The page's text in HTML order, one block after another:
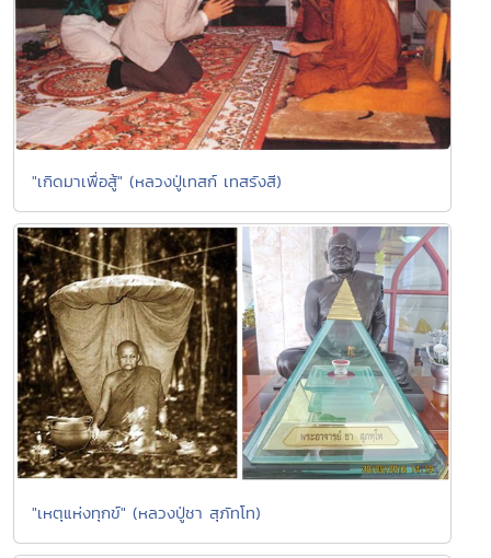
"เกิดมาเพื่อสู้" (หลวงปู่เทสก์ เทสรังสี)
"เหตุแห่งทุกข์" (หลวงปู่ชา สุภัทโท)